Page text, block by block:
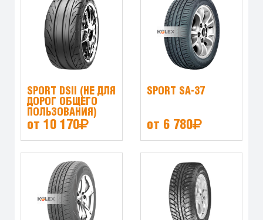
SPORT DSII (НЕ ДЛЯ
ДОРОГ ОБЩЕГО
ПОЛЬЗОВАНИЯ)
от 10 170
SPORT SA-37
от 6 780